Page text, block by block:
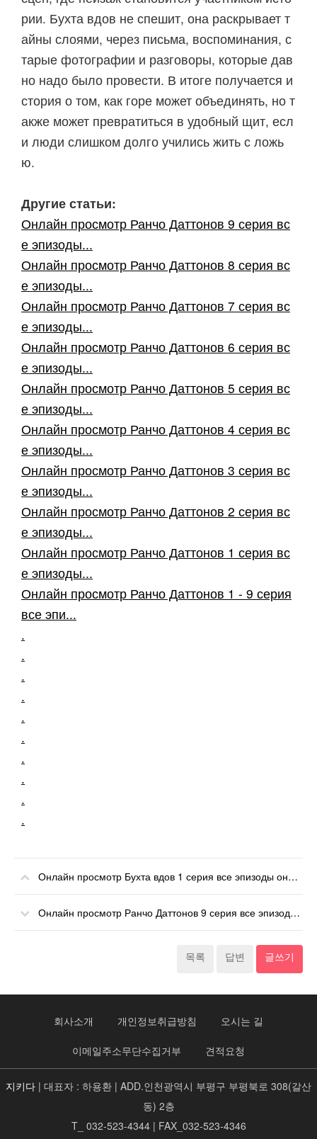
рии. Бухта вдов не спешит, она раскрывает т
айны слоями, через письма, воспоминания, с
тарые фотографии и разговоры, которые дав
но надо было провести. В итоге получается и
стория о том, как горе может объединять, но т
акже может превратиться в удобный щит, есл
и люди слишком долго учились жить с ложь
ю.
Другие статьи:
Онлайн просмотр Ранчо Даттонов 9 серия вс
е эпизоды...
Онлайн просмотр Ранчо Даттонов 8 серия вс
е эпизоды...
Онлайн просмотр Ранчо Даттонов 7 серия вс
е эпизоды...
Онлайн просмотр Ранчо Даттонов 6 серия вс
е эпизоды...
Онлайн просмотр Ранчо Даттонов 5 серия вс
е эпизоды...
Онлайн просмотр Ранчо Даттонов 4 серия вс
е эпизоды...
Онлайн просмотр Ранчо Даттонов 3 серия вс
е эпизоды...
Онлайн просмотр Ранчо Даттонов 2 серия вс
е эпизоды...
Онлайн просмотр Ранчо Даттонов 1 серия вс
е эпизоды...
Онлайн просмотр Ранчо Даттонов 1 - 9 серия
все эпи...
.
.
.
.
.
.
.
.
.
.
Онлайн просмотр Бухта вдов 1 серия все эпизоды онлайн
Онлайн просмотр Ранчо Даттонов 9 серия все эпизоды онлайн
목록 답변 글쓰기
회사소개 개인정보취급방침 오시는 길
이메일주소무단수집거부 견적요청
지키다 | 대표자 : 하용환 | ADD.인천광역시 부평구 부평북로 308(갈산
동) 2층
T_ 032-523-4344 | FAX_032-523-4346